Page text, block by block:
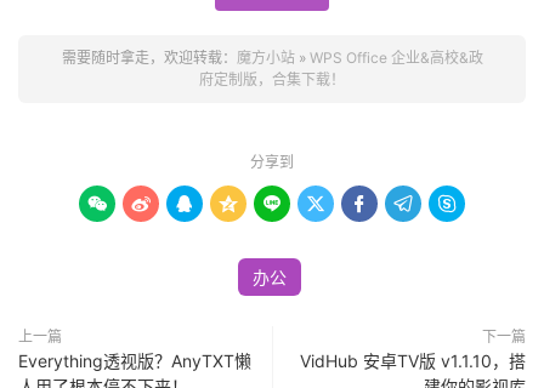
需要随时拿走，欢迎转载： 魔方小站» WPS Office 企业&高校&政
府定制版，合集下载！
分享到
        
办公
上一篇
Everything透视版？AnyTXT懒
下一篇
VidHub 安卓TV版 v1.1.10，搭